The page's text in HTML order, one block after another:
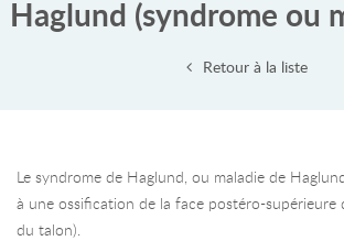
Haglund (syndrome ou
Retour à la liste
Le syndrome de Haglund, ou maladie de
à une ossification de la face postéro-supérieure
du talon).